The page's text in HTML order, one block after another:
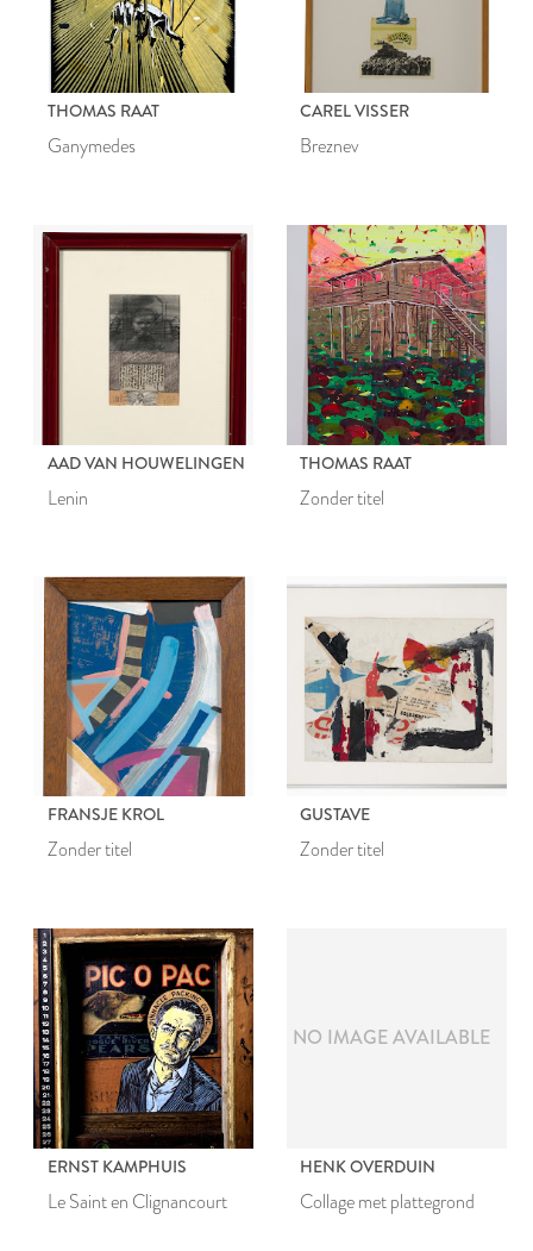
THOMAS RAAT
Ganymedes
CAREL VISSER
Breznev
AAD VAN HOUWELINGEN
Lenin
THOMAS RAAT
Zonder titel
FRANSJE KROL
Zonder titel
GUSTAVE
Zonder titel
ERNST KAMPHUIS
Le Saint en Clignancourt
NO IMAGE AVAILABLE
HENK OVERDUIN
Collage met plattegrond